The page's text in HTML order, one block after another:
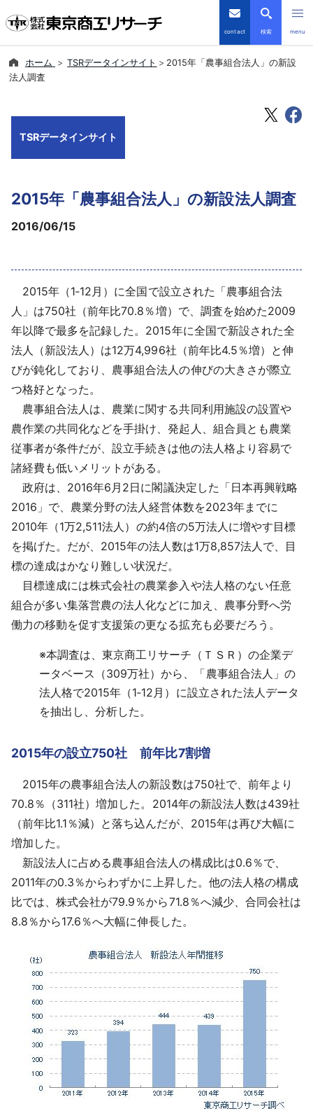
contact 検索 menu
導入事例
採用情報
よくあるご質問
English
ホーム TSRデータインサイト
2015年「農事組合法人」の新設
法人調査
TSRデータインサイト
2015年「農事組合法人」の新設法人調査
2016/06/15
2015年（1‐12月）に全国で設立された「農事組合法
人」は750社（前年比70.8％増）で、調査を始めた2009
年以降で最多を記録した。2015年に全国で新設された全
法人（新設法人）は12万4,996社（前年比4.5％増）と伸
びが鈍化しており、農事組合法人の伸びの大きさが際立
つ格好となった。
農事組合法人は、農業に関する共同利用施設の設置や
農作業の共同化などを手掛け、発起人、組合員とも農業
従事者が条件だが、設立手続きは他の法人格より容易で
諸経費も低いメリットがある。
政府は、2016年6月2日に閣議決定した「日本再興戦略
2016」で、農業分野の法人経営体数を2023年までに
2010年（1万2,511法人）の約4倍の5万法人に増やす目標
を掲げた。だが、2015年の法人数は1万8,857法人で、目
標の達成はかなり難しい状況だ。
目標達成には株式会社の農業参入や法人格のない任意
組合が多い集落営農の法人化などに加え、農事分野へ労
働力の移動を促す支援策の更なる拡充も必要だろう。
※本調査は、東京商工リサーチ（ＴＳＲ）の企業デ
ータベース（309万社）から、「農事組合法人」の
法人格で2015年（1‐12月）に設立された法人データ
を抽出し、分析した。
2015年の設立750社 前年比7割増
2015年の農事組合法人の新設数は750社で、前年より
70.8％（311社）増加した。2014年の新設法人数は439社
（前年比1.1％減）と落ち込んだが、2015年は再び大幅に
増加した。
新設法人に占める農事組合法人の構成比は0.6％で、
2011年の0.3％からわずかに上昇した。他の法人格の構成
比では、株式会社が79.9％から71.8％へ減少、合同会社は
8.8％から17.6％へ大幅に伸長した。